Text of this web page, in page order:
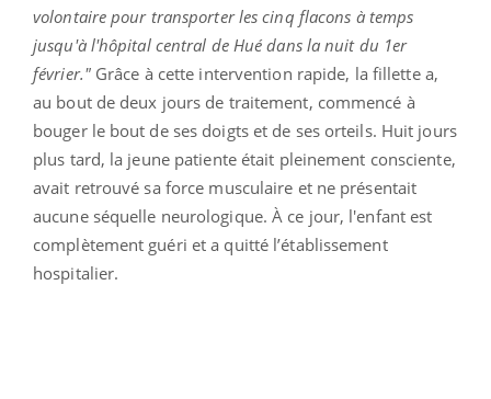
volontaire pour transporter les cinq flacons à temps
jusqu'à l'hôpital central de Hué dans la nuit du 1er
février."Grâce à cette intervention rapide, la fillette a,
au bout de deux jours de traitement, commencé à
bouger le bout de ses doigts et de ses orteils. Huit jours
plus tard, la jeune patiente était pleinement consciente,
avait retrouvé sa force musculaire et ne présentait
aucune séquelle neurologique. À ce jour, l'enfant est
complètement guéri et a quitté l’établissement
hospitalier.